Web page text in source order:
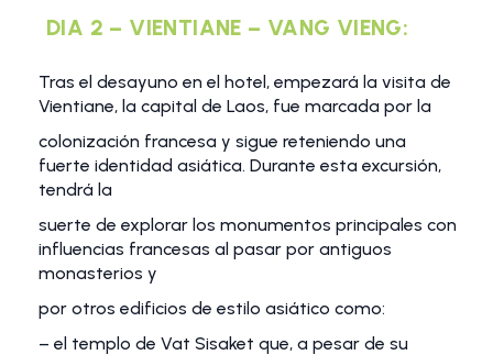
DIA 2 – VIENTIANE – VANG VIENG:
Tras el desayuno en el hotel, empezará la visita de
Vientiane, la capital de Laos, fue marcada por la
colonización francesa y sigue reteniendo una
fuerte identidad asiática. Durante esta excursión,
tendrá la
suerte de explorar los monumentos principales con
influencias francesas al pasar por antiguos
monasterios y
por otros edificios de estilo asiático como:
– el templo de Vat Sisaket que, a pesar de su